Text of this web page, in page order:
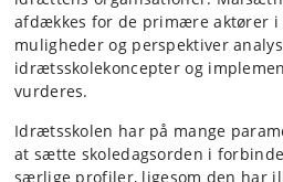
afdækkes for de primære aktører i
muligheder og perspek­tiver
idrætsskolekoncepter og
vurderes.
Idrætsskolen har på mange
at sætte skoledagsorden i
særlige profiler, ligesom den har